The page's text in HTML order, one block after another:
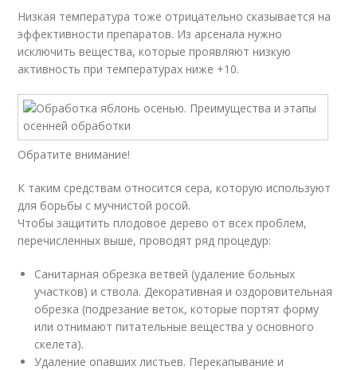
Низкая температура тоже отрицательно сказывается на
эффективности препаратов. Из арсенала нужно
исключить вещества, которые проявляют низкую
активность при температурах ниже +10.
Обратите внимание!
К таким средствам относится сера, которую используют
для борьбы с мучнистой росой.
Чтобы защитить плодовое дерево от всех проблем,
перечисленных выше, проводят ряд процедур:
Санитарная обрезка ветвей (удаление больных
участков) и ствола. Декоративная и оздоровительная
обрезка (подрезание веток, которые портят форму
или отнимают питательные вещества у основного
скелета).
Удаление опавших листьев. Перекапывание и